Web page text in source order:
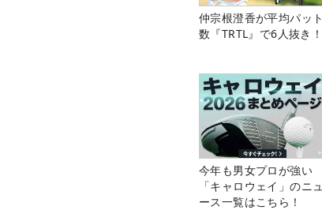
仲宗根澄香が平均パット
数『TRTL』で6人抜き！
今年も男女プロが強い
「キャロウェイ」のニュ
ース一覧はこちら！